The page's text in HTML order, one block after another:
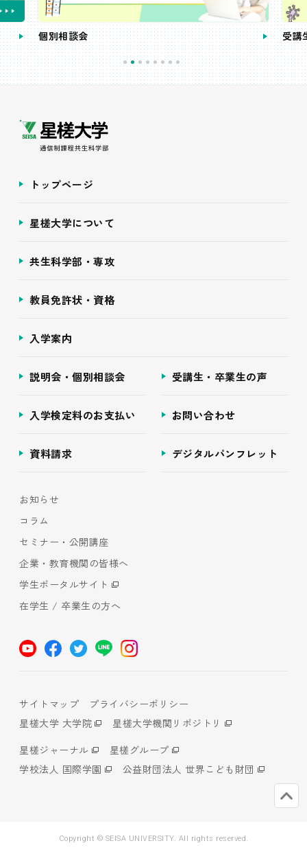
個別相談会 受講
トップページ
星槎大学について
共生科学部・専攻
教員免許状・資格
入学案内
説明会・個別相談会 受講生・卒業生の声
入学検定料のお支払い お問い合わせ
資料請求 デジタルパンフレット
お知らせ
コラム
セミナー・公開講座
企業・教育機関の皆様へ
学生ポータルサイト
在学生 / 卒業生の方へ
サイトマップ
プライバシーポリシー
星槎大学 大学院
星槎大学機関リポジトリ
星槎ジャーナル
星槎グループ
学校法人 国際学園
公益財団法人 世界こども財団
Copyright © SEISA UNIVERSITY. All rights reserved.